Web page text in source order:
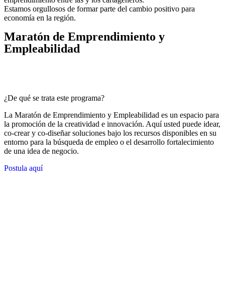
Estamos orgullosos de formar parte del cambio positivo para
economía en la región.
Maratón de Emprendimiento y
Empleabilidad
¿De qué se trata este programa?
La Maratón de Emprendimiento y Empleabilidad es un espacio para
la promoción de la creatividad e innovación. Aquí usted puede idear,
co-crear y co-diseñar soluciones bajo los recursos disponibles en su
entorno para la búsqueda de empleo o el desarrollo fortalecimiento
de una idea de negocio.
Postula aquí